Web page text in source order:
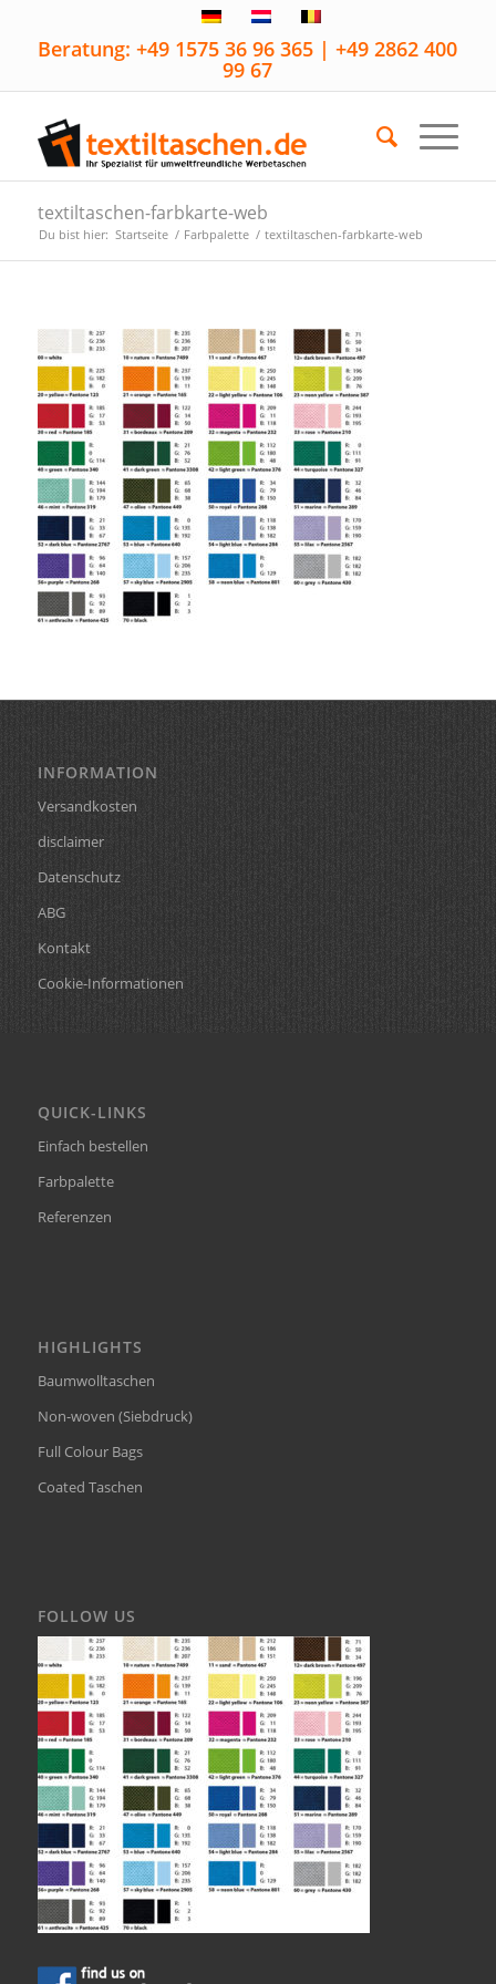
Beratung: +49 1575 36 96 365 | +49 2862 400
99 67
textiltaschen-farbkarte-web
Du bist hier: Startseite / Farbpalette / textiltaschen-farbkarte-web
INFORMATION
Versandkosten
disclaimer
Datenschutz
ABG
Kontakt
Cookie-Informationen
QUICK-LINKS
Einfach bestellen
Farbpalette
Referenzen
HIGHLIGHTS
Baumwolltaschen
Non-woven (Siebdruck)
Full Colour Bags
Coated Taschen
FOLLOW US